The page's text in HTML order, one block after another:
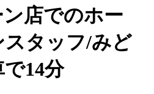
店でのホー
タッフ/みど
14分